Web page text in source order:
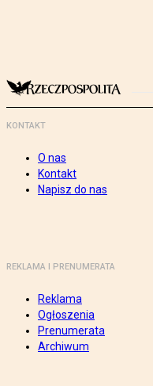
KONTAKT
O nas
Kontakt
Napisz do nas
REKLAMA I PRENUMERATA
Reklama
Ogłoszenia
Prenumerata
Archiwum